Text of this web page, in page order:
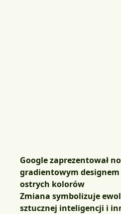
Google zaprezentował
gradientowym
ostrych kolorów
Zmiana symbolizuje
sztucznej inteligencji i